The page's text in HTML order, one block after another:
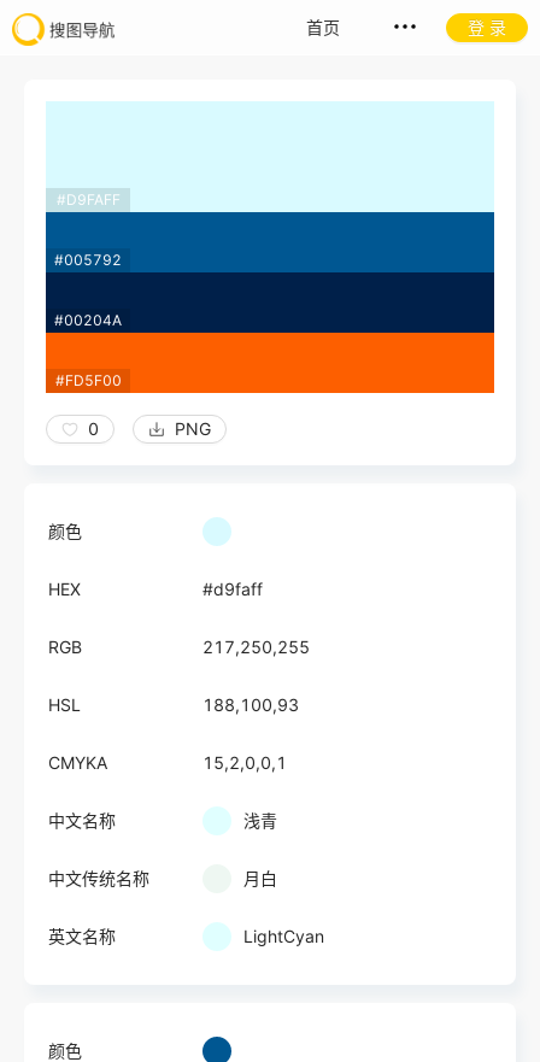
首页 登 录
#D9FAFF
#005792
#00204A
#FD5F00
0 PNG
颜色
HEX #d9faff
RGB 217,250,255
HSL 188,100,93
CMYKA 15,2,0,0,1
中文名称 浅青
中文传统名称 月白
英文名称 LightCyan
颜色